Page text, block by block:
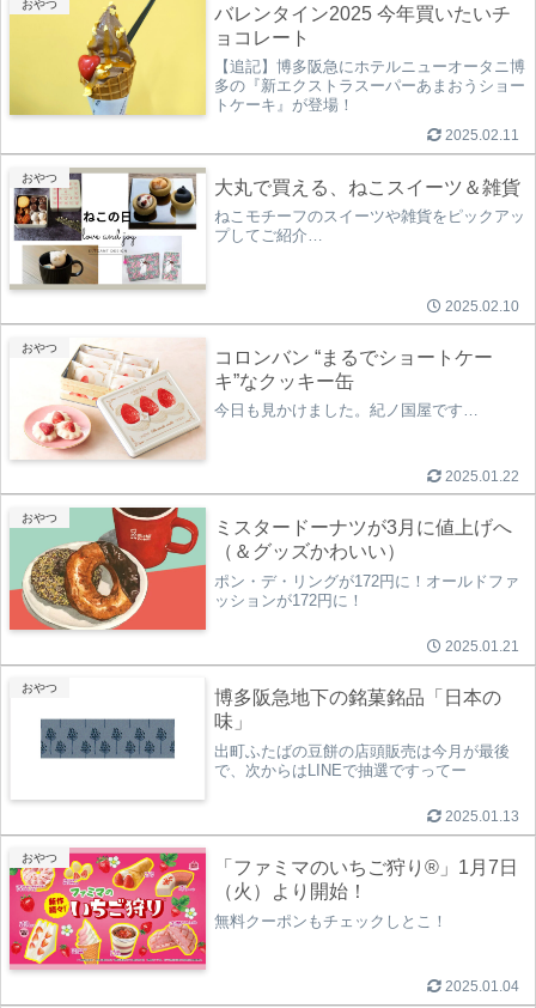
おやつ
バレンタイン2025 今年買いたいチ
ョコレート
【追記】博多阪急にホテルニューオータニ博
多の『新エクストラスーパーあまおうショー
トケーキ』が登場！
2025.02.11
おやつ 大丸で買える、ねこスイーツ＆雑貨
ねこモチーフのスイーツや雑貨をピックアッ
プしてご紹介…
2025.02.10
おやつ
コロンバン “まるでショートケー
キ”なクッキー缶
今日も見かけました。紀ノ国屋です…
2025.01.22
おやつ
ミスタードーナツが3月に値上げへ
（＆グッズかわいい）
ポン・デ・リングが172円に！オールドファ
ッションが172円に！
2025.01.21
おやつ
博多阪急地下の銘菓銘品「日本の
味」
出町ふたばの豆餅の店頭販売は今月が最後
で、次からはLINEで抽選ですってー
2025.01.13
おやつ
「ファミマのいちご狩り®」1月7日
（火）より開始！
無料クーポンもチェックしとこ！
2025.01.04